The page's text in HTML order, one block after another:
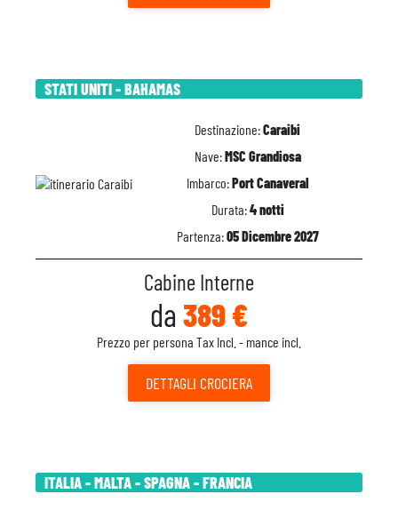
STATI UNITI - BAHAMAS
Destinazione:Caraibi
Nave:MSC Grandiosa
Imbarco:Port Canaveral
Durata:4 notti
Partenza:05 Dicembre 2027
Cabine Interne
da 389 €
Prezzo per persona Tax Incl. - mance incl.
DETTAGLI CROCIERA
ITALIA - MALTA - SPAGNA - FRANCIA